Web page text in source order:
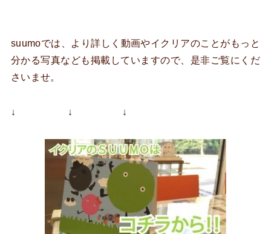
suumoでは、より詳しく動画やイクリアのことがもっと
分かる写真なども掲載していますので、是非ご覧にくだ
さいませ。
↓ ↓ ↓